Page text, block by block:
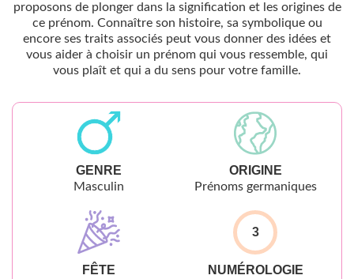
proposons de plonger dans la signification et les origines de
ce prénom. Connaître son histoire, sa symbolique ou
encore ses traits associés peut vous donner des idées et
vous aider à choisir un prénom qui vous ressemble, qui
vous plaît et qui a du sens pour votre famille.
GENRE
Masculin
ORIGINE
Prénoms germaniques
FÊTE
3
NUMÉROLOGIE